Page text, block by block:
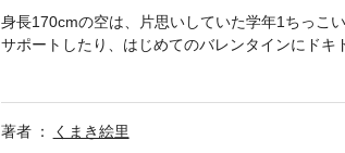
身長170cmの空は、片思いしていた学年1ちっこ
サポートしたり、はじめてのバレンタインにド
するにも障害だらけ(>_<)さらに2m級のイケメン
著者
くまき絵里